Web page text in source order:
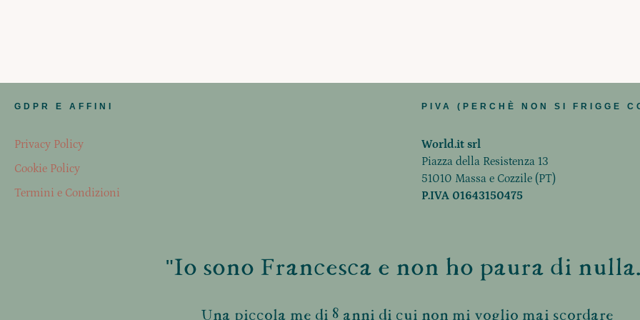
GDPR E AFFINI
Privacy Policy
Cookie Policy
Termini e Condizioni
PIVA (PERCHÈ NON SI FRIGGE
World.it srl
Piazza della Resistenza 13
51010 Massa e Cozzile (PT)
P.IVA 01643150475
"Io sono Francesca e non ho paura di
Una piccola me di 8 anni di cui non mi voglio mai scordare